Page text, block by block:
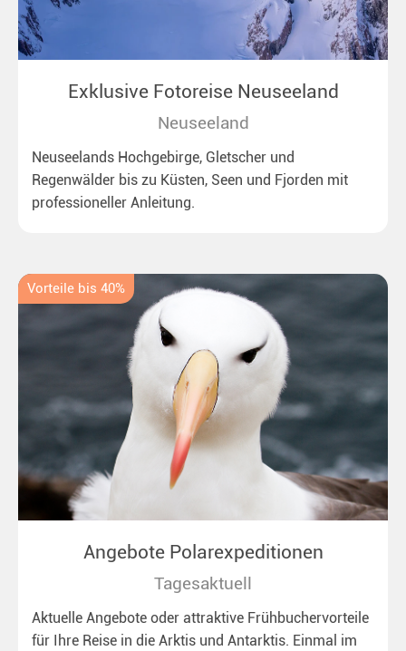
Exklusive Fotoreise Neuseeland
Neuseeland
Neuseelands Hochgebirge, Gletscher und
Regenwälder bis zu Küsten, Seen und Fjorden mit
professioneller Anleitung.
Vorteile bis 40%
Angebote Polarexpeditionen
Tagesaktuell
Aktuelle Angebote oder attraktive Frühbuchervorteile
für Ihre Reise in die Arktis und Antarktis. Einmal im